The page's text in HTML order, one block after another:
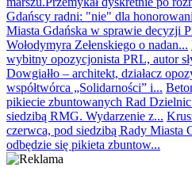
Gdańscy radni: "nie" dla
Miasta Gdańska w sprawie decyzji
Wołodymyra Zełenskiego o nadan...
wybitny opozycjonista PRL, autor
Dowgiałło – architekt, działacz
współtwórca „Solidarności” i...
pikiecie zbuntowanych Rad
siedzibą RMG. Wydarzenie z...
czerwca, pod siedzibą Rady Miasta
odbędzie się pikieta zbuntow...